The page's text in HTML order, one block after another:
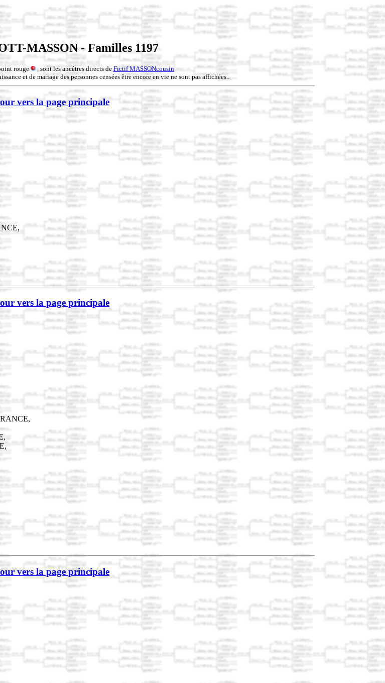
MASSON - Familles 1197
rouge , sont les ancêtres directs de Fictif MASSONcousin
et de mariage des personnes censées être encore en vie ne sont pas affichées..
vers la page principale
vers la page principale
vers la page principale